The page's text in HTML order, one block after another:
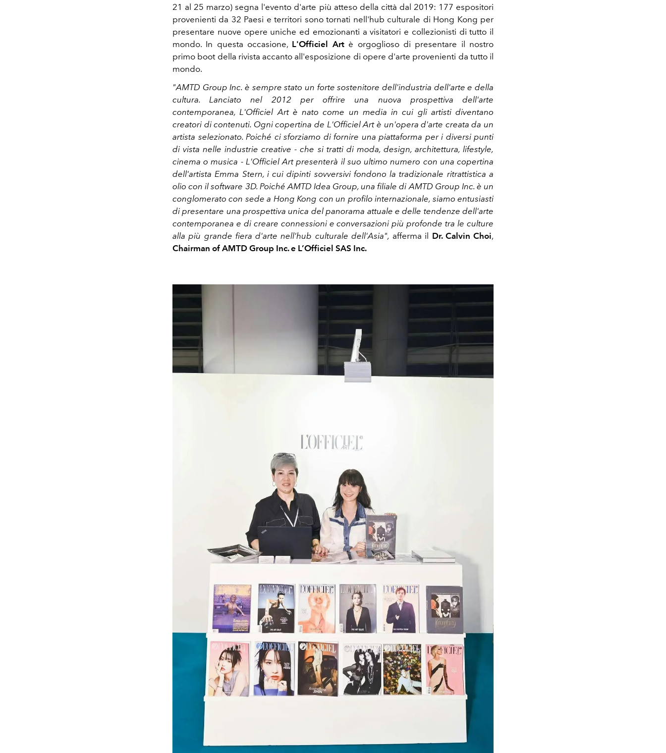
21 al 25 marzo) segna l'evento d'arte più atteso della città dal 2019: 177 espositori
provenienti da 32 Paesi e territori sono tornati nell'hub culturale di Hong Kong per
presentare nuove opere uniche ed emozionanti a visitatori e collezionisti di tutto il
mondo. In questa occasione, L'Officiel Art è orgoglioso di presentare il nostro
primo boot della rivista accanto all'esposizione di opere d'arte provenienti da tutto il
mondo.
"AMTD Group Inc. è sempre stato un forte sostenitore dell'industria dell'arte e della
cultura. Lanciato nel 2012 per offrire una nuova prospettiva dell'arte
contemporanea, L'Officiel Art è nato come un media in cui gli artisti diventano
creatori di contenuti. Ogni copertina de L'Officiel Art è un'opera d'arte creata da un
artista selezionato. Poiché ci sforziamo di fornire una piattaforma per i diversi punti
di vista nelle industrie creative - che si tratti di moda, design, architettura, lifestyle,
cinema o musica - L'Officiel Art presenterà il suo ultimo numero con una copertina
dell'artista Emma Stern, i cui dipinti sovversivi fondono la tradizionale ritrattistica a
olio con il software 3D. Poiché AMTD Idea Group, una filiale di AMTD Group Inc. è un
conglomerato con sede a Hong Kong con un profilo internazionale, siamo entusiasti
di presentare una prospettiva unica del panorama attuale e delle tendenze dell'arte
contemporanea e di creare connessioni e conversazioni più profonde tra le culture
alla più grande fiera d'arte nell'hub culturale dell'Asia", afferma il Dr. Calvin Choi,
Chairman of AMTD Group Inc. e L’Officiel SAS Inc.